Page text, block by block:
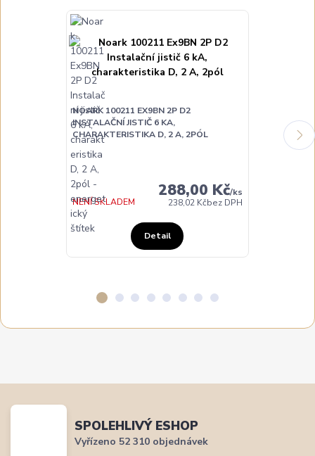
NOARK 100211 EX9BN 2P D2
INSTALAČNÍ JISTIČ 6 KA,
CHARAKTERISTIKA D, 2 A, 2PÓL
288,00 Kč/ks
238,02 Kčbez DPH
NENÍ SKLADEM
Detail
INSTALAČNÍ
SPOLEHLIVÝ ESHOP
Vyřízeno 52 310 objednávek